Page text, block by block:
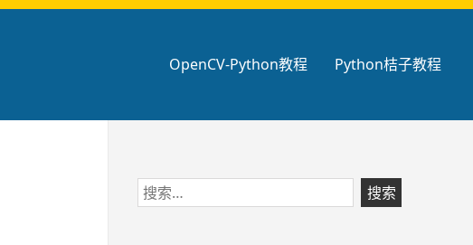
OpenCV-Python教程 Python桔子教程
跳
至
搜
索：